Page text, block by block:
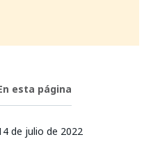
esta página
de julio de 2022